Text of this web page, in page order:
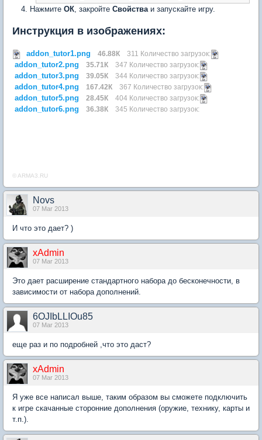
Нажмите ОК, закройте Свойстваи запускайте игру.
Инструкция в изображениях:
addon_tutor1.png 46.88К 311 Количество загрузок:
addon_tutor2.png 35.71К 347 Количество загрузок:
addon_tutor3.png 39.05К 344 Количество загрузок:
addon_tutor4.png 167.42К 367 Количество загрузок:
addon_tutor5.png 28.45К 404 Количество загрузок:
addon_tutor6.png 36.38К 345 Количество загрузок:
© ARMA3.RU
Novs
07 Mar 2013
И что это дает? )
xAdmin
07 Mar 2013
Это дает расширение стандартного набора до бесконечности, в
зависимости от набора дополнений.
6OJIbLLIOu85
07 Mar 2013
еще раз и по подробней ,что это даст?
xAdmin
07 Mar 2013
Я уже все написал выше, таким образом вы сможете подключить
к игре скачанные сторонние дополнения (оружие, технику, карты и
т.п.).